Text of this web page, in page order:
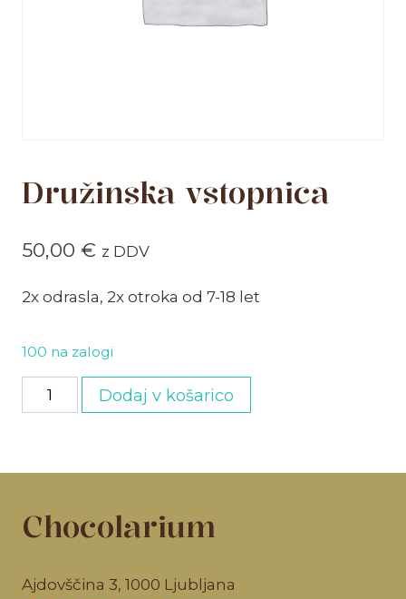
Družinska vstopnica
50,00 € z DDV
2x odrasla, 2x otroka od 7-18 let
100 na zalogi
Družinska
vstopnica
Dodaj v košarico
Chocolarium
Ajdovščina 3, 1000 Ljubljana